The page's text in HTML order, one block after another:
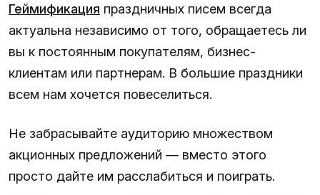
Геймификация праздничных писем всегда
актуальна независимо от того, обращаетесь ли
вы к постоянным покупателям, бизнес-
клиентам или партнерам. В большие праздники
всем нам хочется повеселиться.
Не забрасывайте аудиторию множеством
акционных предложений — вместо этого
просто дайте им расслабиться и поиграть.